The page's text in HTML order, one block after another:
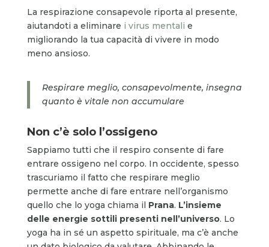
La respirazione consapevole riporta al presente,
aiutandoti a eliminare i virus mentali e
migliorando la tua capacità di vivere in modo
meno ansioso.
Respirare meglio, consapevolmente, insegna
quanto è vitale non accumulare
Non c’è solo l’ossigeno
Sappiamo tutti che il respiro consente di fare
entrare ossigeno nel corpo. In occidente, spesso
trascuriamo il fatto che respirare meglio
permette anche di fare entrare nell’organismo
quello che lo yoga chiama il Prana. L’insieme
delle energie sottili presenti nell’universo. Lo
yoga ha in sé un aspetto spirituale, ma c’è anche